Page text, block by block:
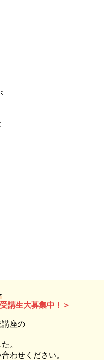
講生大募集中！＞
講座の
。
わせください。